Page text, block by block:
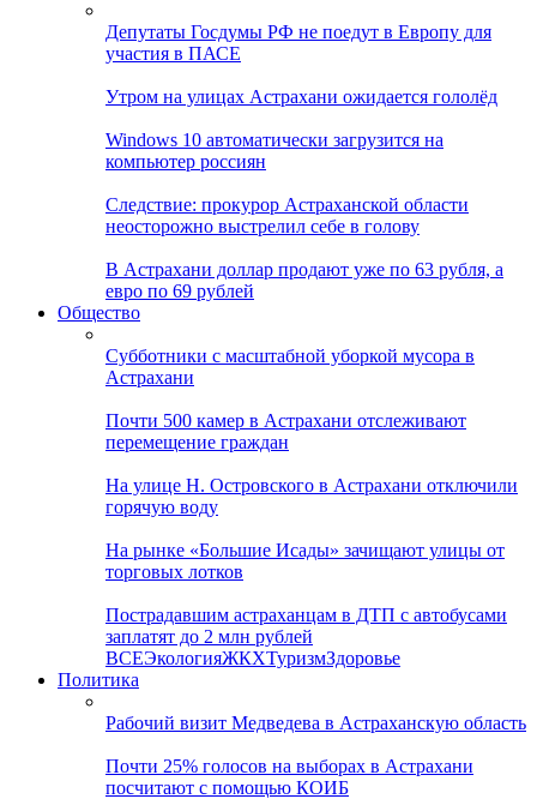
Депутаты Госдумы РФ не поедут в Европу для
участия в ПАСЕ
Утром на улицах Астрахани ожидается гололёд
Windows 10 автоматически загрузится на
компьютер россиян
Следствие: прокурор Астраханской области
неосторожно выстрелил себе в голову
В Астрахани доллар продают уже по 63 рубля, а
евро по 69 рублей
Общество
Субботники с масштабной уборкой мусора в
Астрахани
Почти 500 камер в Астрахани отслеживают
перемещение граждан
На улице Н. Островского в Астрахани отключили
горячую воду
На рынке «Большие Исады» зачищают улицы от
торговых лотков
Пострадавшим астраханцам в ДТП с автобусами
заплатят до 2 млн рублей
ВСЕЭкологияЖКХТуризмЗдоровье
Политика
Рабочий визит Медведева в Астраханскую область
Почти 25% голосов на выборах в Астрахани
посчитают с помощью КОИБ